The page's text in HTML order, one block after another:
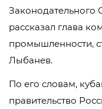
Законодательного
рассказал глава
промышленности,
Лыбанев.
По его словам,
правительство